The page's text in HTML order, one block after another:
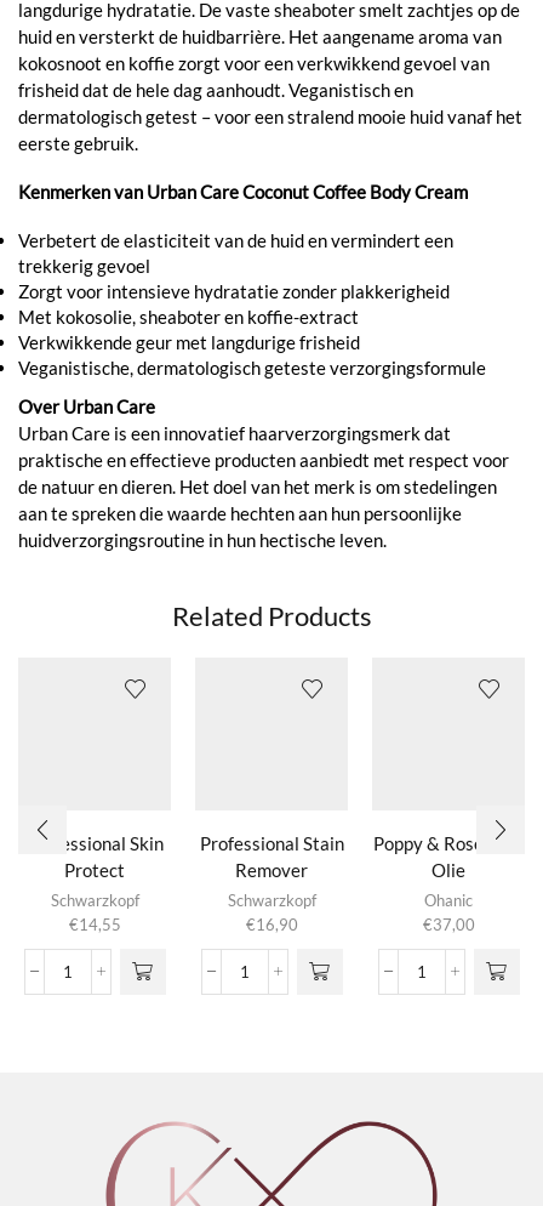
langdurige hydratatie. De vaste sheaboter smelt zachtjes op de
huid en versterkt de huidbarrière. Het aangename aroma van
kokosnoot en koffie zorgt voor een verkwikkend gevoel van
frisheid dat de hele dag aanhoudt. Veganistisch en
dermatologisch getest – voor een stralend mooie huid vanaf het
eerste gebruik.
Kenmerken van Urban Care Coconut Coffee Body Cream
Verbetert de elasticiteit van de huid en vermindert een
trekkerig gevoel
Zorgt voor intensieve hydratatie zonder plakkerigheid
Met kokosolie, sheaboter en koffie-extract
Verkwikkende geur met langdurige frisheid
Veganistische, dermatologisch geteste verzorgingsformule
Over Urban Care
Urban Care is een innovatief haarverzorgingsmerk dat
praktische en effectieve producten aanbiedt met respect voor
de natuur en dieren. Het doel van het merk is om stedelingen
aan te spreken die waarde hechten aan hun persoonlijke
huidverzorgingsroutine in hun hectische leven.
Related Products
Professional Skin
Protect
Schwarzkopf
€14,55
Professional
Professional Stain
Remover
Schwarzkopf
€16,90
Professional
Poppy & Rosemary
Olie
Ohanic
€37,00
Poppy